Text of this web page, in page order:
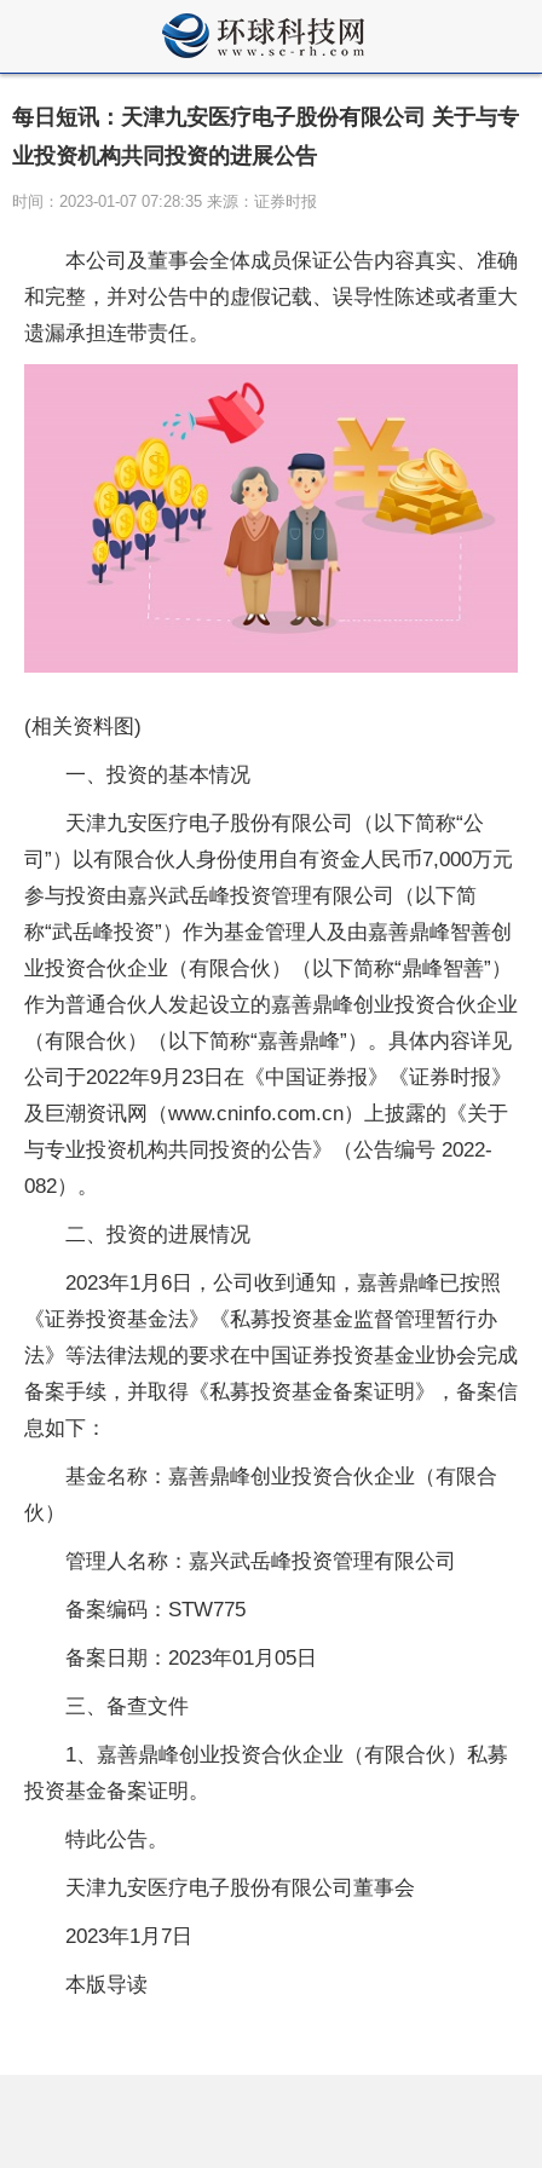
每日短讯：天津九安医疗电子股份有限公司 关于与专
业投资机构共同投资的进展公告
时间：2023-01-07 07:28:35 来源：证券时报
本公司及董事会全体成员保证公告内容真实、准确
和完整，并对公告中的虚假记载、误导性陈述或者重大
遗漏承担连带责任。
(相关资料图)
一、投资的基本情况
天津九安医疗电子股份有限公司（以下简称“公
司”）以有限合伙人身份使用自有资金人民币7,000万元
参与投资由嘉兴武岳峰投资管理有限公司（以下简
称“武岳峰投资”）作为基金管理人及由嘉善鼎峰智善创
业投资合伙企业（有限合伙）（以下简称“鼎峰智善”）
作为普通合伙人发起设立的嘉善鼎峰创业投资合伙企业
（有限合伙）（以下简称“嘉善鼎峰”）。具体内容详见
公司于2022年9月23日在《中国证券报》《证券时报》
及巨潮资讯网（www.cninfo.com.cn）上披露的《关于
与专业投资机构共同投资的公告》（公告编号 2022-
082）。
二、投资的进展情况
2023年1月6日，公司收到通知，嘉善鼎峰已按照
《证券投资基金法》《私募投资基金监督管理暂行办
法》等法律法规的要求在中国证券投资基金业协会完成
备案手续，并取得《私募投资基金备案证明》，备案信
息如下：
基金名称：嘉善鼎峰创业投资合伙企业（有限合
伙）
管理人名称：嘉兴武岳峰投资管理有限公司
备案编码：STW775
备案日期：2023年01月05日
三、备查文件
1、嘉善鼎峰创业投资合伙企业（有限合伙）私募
投资基金备案证明。
特此公告。
天津九安医疗电子股份有限公司董事会
2023年1月7日
本版导读